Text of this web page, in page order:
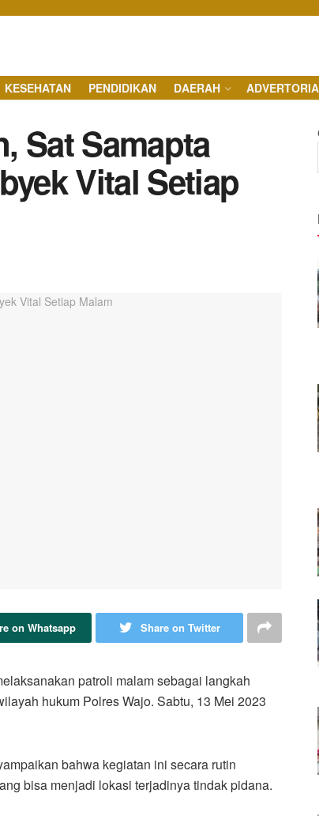
KESEHATAN PENDIDIKAN DAERAH
Sat Samapta
Vital Setiap
on Whatsapp Share on Twitter
patroli malam sebagai langkah
hukum Polres Wajo. Sabtu, 13 Mei 2023
bahwa kegiatan ini secara rutin
bisa menjadi lokasi terjadinya tindak pidana.